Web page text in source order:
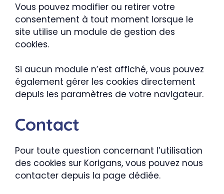
Vous pouvez modifier ou retirer votre
consentement à tout moment lorsque le
site utilise un module de gestion des
cookies.
Si aucun module n’est affiché, vous pouvez
également gérer les cookies directement
depuis les paramètres de votre navigateur.
Contact
Pour toute question concernant l’utilisation
des cookies sur Korigans, vous pouvez nous
contacter depuis la page dédiée.